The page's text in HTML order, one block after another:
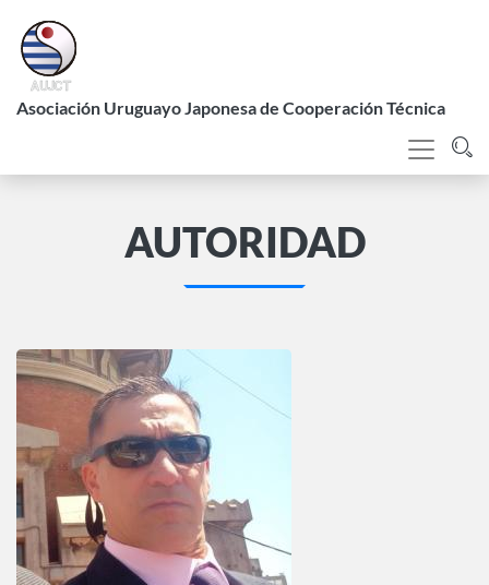
contenido
principal
Asociación Uruguayo Japonesa de Cooperación Técnica
AUTORIDAD